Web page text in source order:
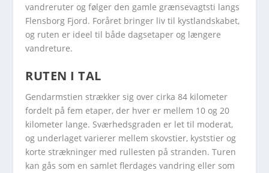
vandreruter og følger den gamle grænsevagtsti langs
Flensborg Fjord. Foråret bringer liv til kystlandskabet,
og ruten er ideel til både dagsetaper og længere
vandreture.
RUTEN I TAL
Gendarmstien strækker sig over cirka 84 kilometer
fordelt på fem etaper, der hver er mellem 10 og 20
kilometer lange. Sværhedsgraden er let til moderat,
og underlaget varierer mellem skovstier, kyststier og
korte strækninger med rullesten på stranden. Turen
kan gås som en samlet flerdages vandring eller som